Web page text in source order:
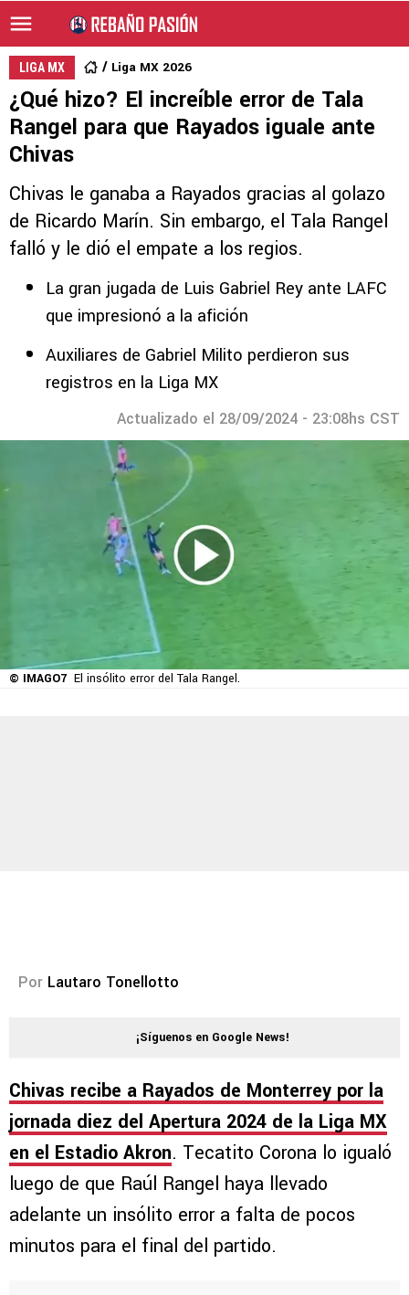
LIGA MX Liga MX 2026
¿Qué hizo? El increíble error de Tala
Rangel para que Rayados iguale ante
Chivas
Chivas le ganaba a Rayados gracias al golazo
de Ricardo Marín. Sin embargo, el Tala Rangel
falló y le dió el empate a los regios.
La gran jugada de Luis Gabriel Rey ante LAFC
que impresionó a la afición
Auxiliares de Gabriel Milito perdieron sus
registros en la Liga MX
Actualizado el 28/09/2024 - 23:08hs CST
© IMAGO7 El insólito error del Tala Rangel.
Por Lautaro Tonellotto
¡Síguenos en Google News!
Chivas recibe a Rayados de Monterrey por la
jornada diez del Apertura 2024 de la Liga MX
en el Estadio Akron. Tecatito Corona lo igualó
luego de que Raúl Rangel haya llevado
adelante un insólito error a falta de pocos
minutos para el final del partido.